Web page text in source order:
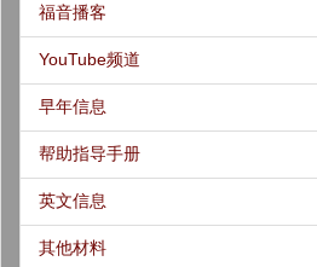
福音播客
YouTube频道
早年信息
帮助指导手册
英文信息
其他材料